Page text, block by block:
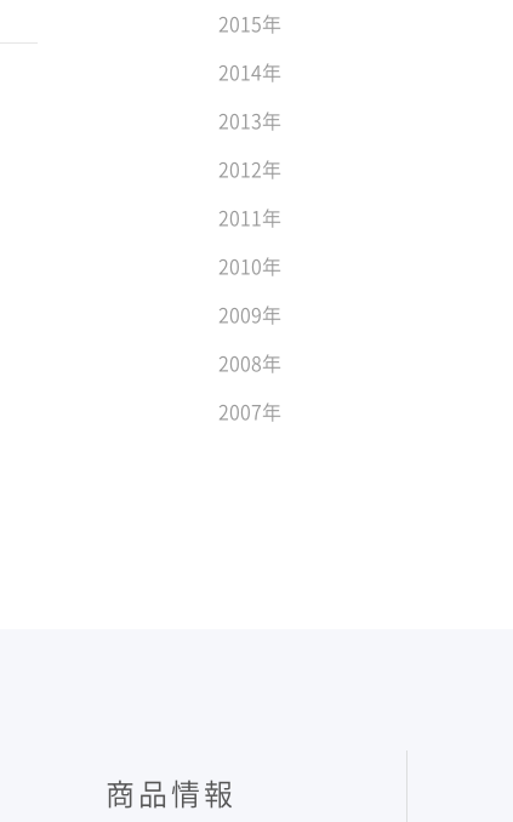
2015年
2014年
2013年
2012年
2011年
2010年
2009年
2008年
2007年
商品情報